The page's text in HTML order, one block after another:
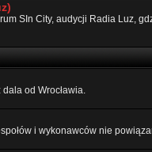
SIn City, audycji Radia Luz,
od Wrocławia.
i wykonawców nie